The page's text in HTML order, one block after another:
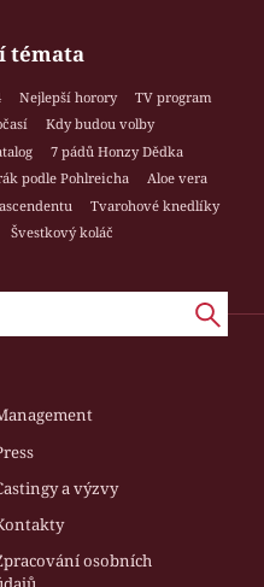
témata
Nejlepší horory
TV program
Kdy budou volby
7 pádů Honzy Dědka
podle Pohlreicha
Aloe vera
Tvarohové knedlíky
Švestkový koláč
a výzvy
osobních